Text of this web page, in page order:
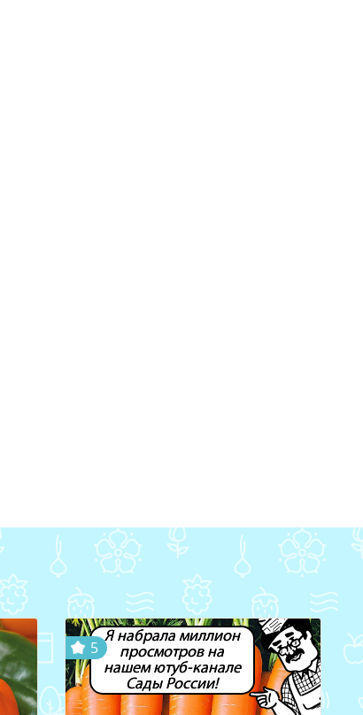
Я набрала миллион
просмотров на
нашем ютуб-канале
Сады России!
5